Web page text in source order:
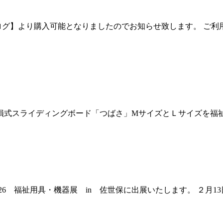
】より購入可能となりましたのでお知らせ致します。 ご
スライディングボード「つばさ」MサイズとＬサイズを
福祉用具・機器展 in 佐世保に出展いたします。 ２月13